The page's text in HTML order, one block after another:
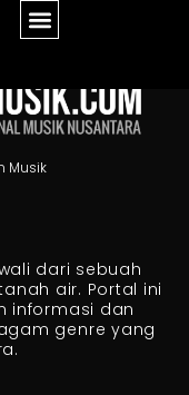
Musik
dari sebuah
air. Portal ini
informasi dan
genre yang